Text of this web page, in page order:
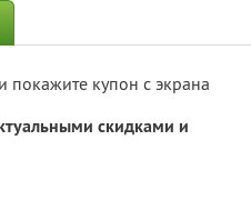
и покажите купон с экрана
скидками и